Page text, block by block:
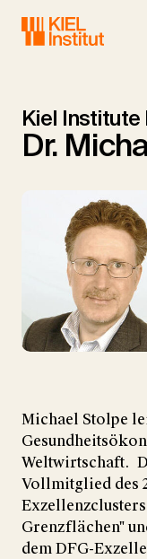
Kiel Institute
Dr.
Michael Stolpe
Weltwirtschaft.
Vollmitglied des
Grenzflächen"
dem DFG-